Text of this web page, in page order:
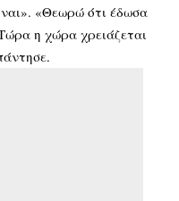
«Θεωρώ ότι έδωσα
η χώρα χρειάζεται